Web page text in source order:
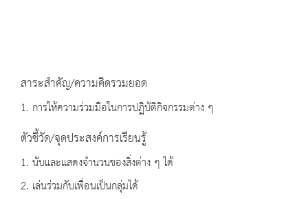
สาระสำคัญ/ความคิดรวมยอด
1. การให้ความร่วมมือในการปฏิบัติกิจกรรมต่าง ๆ
ตัวชี้วัด/จุดประสงค์การเรียนรู้
1. นับและแสดงจำนวนของสิ่งต่าง ๆ ได้
2. เล่นร่วมกับเพื่อนเป็นกลุ่มได้